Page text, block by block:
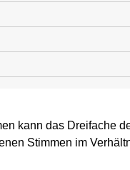
kann das Dreifache
Stimmen im